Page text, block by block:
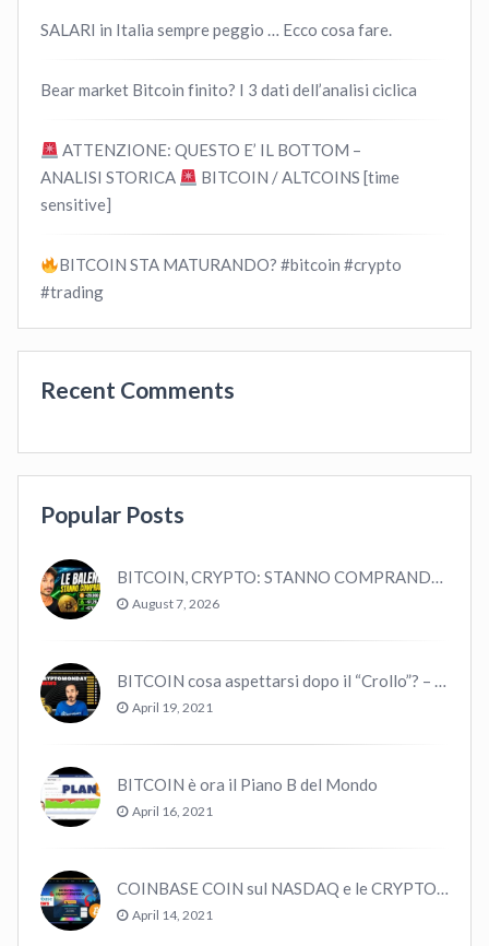
SALARI in Italia sempre peggio … Ecco cosa fare.
Bear market Bitcoin finito? I 3 dati dell’analisi ciclica
ATTENZIONE: QUESTO E’ IL BOTTOM –
ANALISI STORICA
BITCOIN / ALTCOINS [time
sensitive]
BITCOIN STA MATURANDO? #bitcoin #crypto
#trading
Recent Comments
Popular Posts
BITCOIN, CRYPTO: STANNO COMPRANDO TUTTI (GUARDA QUESTI DATI), EPPURE…
August 7, 2026
BITCOIN cosa aspettarsi dopo il “Crollo”? – CryptoMonday NEWS w16/’21
April 19, 2021
BITCOIN è ora il Piano B del Mondo
April 16, 2021
COINBASE COIN sul NASDAQ e le CRYPTO volano!
April 14, 2021